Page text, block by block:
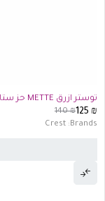
توستر ازرق METTE حز ستانليس ستيل CR-5188
140₪125
Brands:
Crest